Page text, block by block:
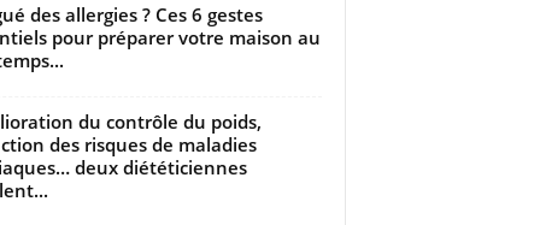
des allergies ? Ces 6 gestes
pour préparer votre maison au
du contrôle du poids,
des risques de maladies
deux diététiciennes